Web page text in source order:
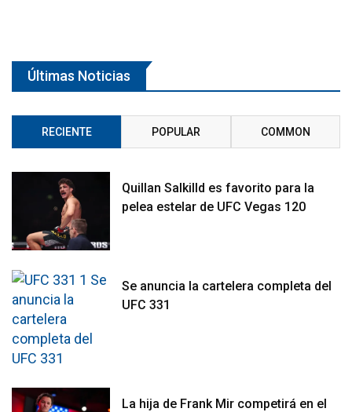
Últimas Noticias
RECIENTE POPULAR COMMON
Quillan Salkilld es favorito para la
pelea estelar de UFC Vegas 120
Se anuncia la cartelera completa del
UFC 331
La hija de Frank Mir competirá en el